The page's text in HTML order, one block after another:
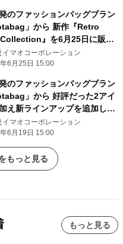
のファッションバッグブラン
」から 新作『Retro
』を6月25日に販売
ペイン、ベニドルムの街の
ンプルにデザイン～
イマオコーポレーション
6月25日 15:00
のファッションバッグブラン
」から 好評だった2アイ
え新ラインアップを追加した
・ド・フランス 2025」公式
スグッズが登場
イマオコーポレーション
6月19日 15:00
もっと見る
もっと見る